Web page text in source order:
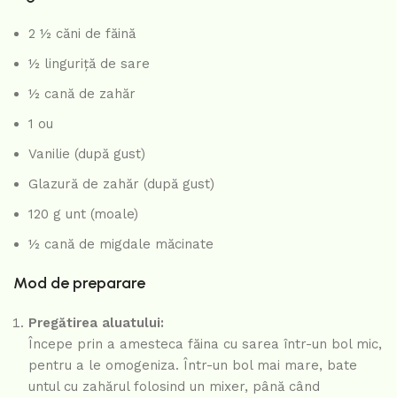
2 ½ căni de făină
½ linguriță de sare
½ cană de zahăr
1 ou
Vanilie (după gust)
Glazură de zahăr (după gust)
120 g unt (moale)
½ cană de migdale măcinate
Mod de preparare
Pregătirea aluatului:
Începe prin a amesteca făina cu sarea într-un bol mic,
pentru a le omogeniza. Într-un bol mai mare, bate
untul cu zahărul folosind un mixer, până când